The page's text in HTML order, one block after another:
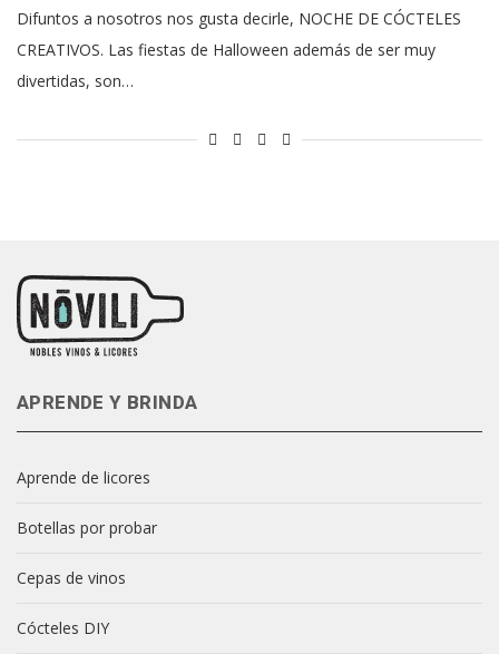
Difuntos a nosotros nos gusta decirle, NOCHE DE CÓCTELES
CREATIVOS. Las fiestas de Halloween además de ser muy
divertidas, son…
APRENDE Y BRINDA
Aprende de licores
Botellas por probar
Cepas de vinos
Cócteles DIY